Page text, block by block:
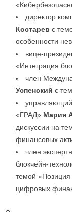
директор
Костарев с
особенности
вице-
«Интеграция
член
Успенский с
управляющий
«ГРАД» Мария
дискуссии на
финансовых
член
блокчейн-
темой «Позиция
цифровых